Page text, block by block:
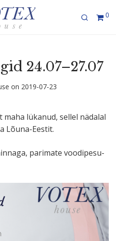
0
24.07–27.07
on 2019-07-23
maha lükanud, sellel nädalal
Lõuna-Eestit.
parimate voodipesu-